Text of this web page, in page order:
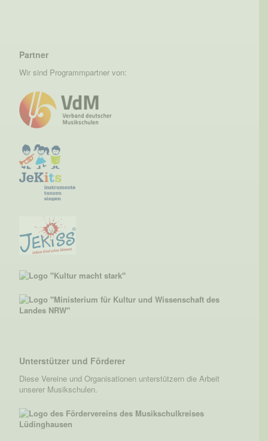
Partner
Wir sind Programmpartner von:
Unterstützer und Förderer
Diese Vereine und Organisationen unterstützern die Arbeit
unserer Musikschulen.